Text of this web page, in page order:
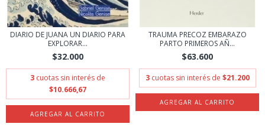
DIARIO DE JUANA UN DIARIO PARA
EXPLORAR...
$32.000
3 cuotas sin interés de
$10.666,67
TRAUMA PRECOZ EMBARAZO
PARTO PRIMEROS AÑ...
$63.600
3 cuotas sin interés de $21.200